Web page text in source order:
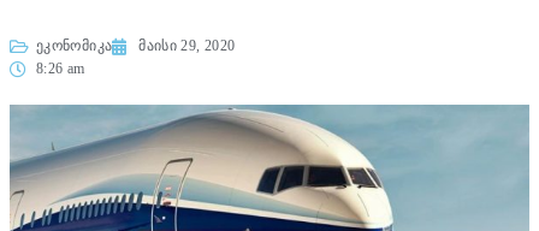
ეკონომიკა
მაისი 29, 2020
8:26 am